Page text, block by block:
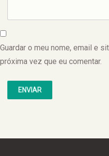
Guardar o meu nome, email e
próxima vez que eu comentar.